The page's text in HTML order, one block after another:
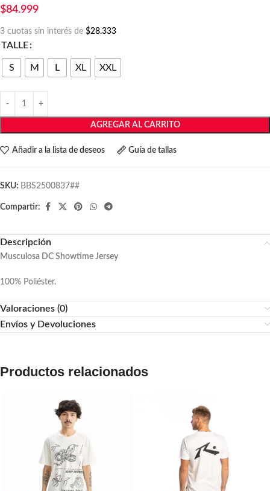
$84.999
3 cuotas sin interés de $28.333
TALLE
S M L XL XXL
AGREGAR AL CARRITO
Añadir a la lista de deseos Guía de tallas
SKU: BBS2500837##
Compartir:
Descripción
Musculosa DC Showtime Jersey
100% Poliéster.
Valoraciones (0)
Envíos y Devoluciones
Productos relacionados